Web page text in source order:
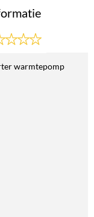
warmtepomp